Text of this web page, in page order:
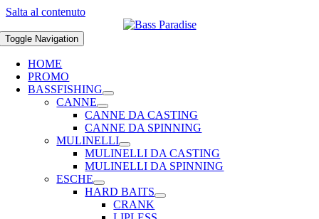
Salta al contenuto
Toggle Navigation
HOME
PROMO
BASSFISHING
CANNE
CANNE DA CASTING
CANNE DA SPINNING
MULINELLI
MULINELLI DA CASTING
MULINELLI DA SPINNING
ESCHE
HARD BAITS
CRANK